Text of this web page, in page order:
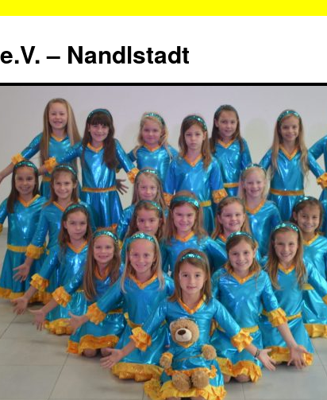
– Nandlstadt